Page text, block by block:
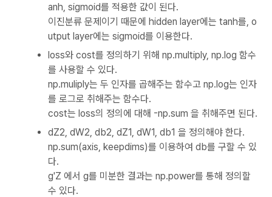
anh, sigmoid를 적용한 값이 된다.
이진분류 문제이기 때문에 hidden layer에는 tanh를, o
utput layer에는 sigmoid를 이용한다.
loss와 cost를 정의하기 위해 np.multiply, np.log 함수
를 사용할 수 있다.
np.muliply는 두 인자를 곱해주는 함수고 np.log는 인자
를 로그로 취해주는 함수다.
cost는 loss의 정의에 대해 -np.sum 을 취해주면 된다.
dZ2, dW2, db2, dZ1, dW1, db1 을 정의해야 한다.
np.sum(axis, keepdims)를 이용하여 db를 구할 수 있
다.
g'Z 에서 g를 미분한 결과는 np.power를 통해 정의할
수 있다.